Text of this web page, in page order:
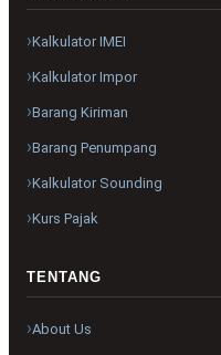
Kalkulator IMEI
Kalkulator Impor
Barang Kiriman
Barang Penumpang
Kalkulator Sounding
Kurs Pajak
TENTANG
About Us